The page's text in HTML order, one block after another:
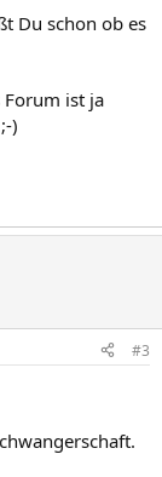
Du schon ob es
Forum ist ja
)
#3